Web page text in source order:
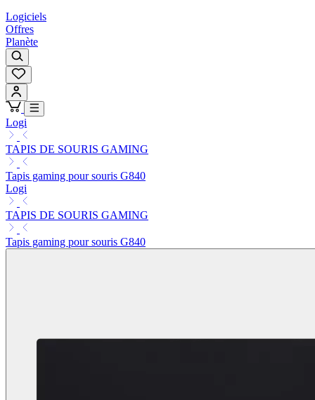
Logiciels
Offres
Planète
Logi
TAPIS DE SOURIS GAMING
Tapis gaming pour souris G840
Logi
TAPIS DE SOURIS GAMING
Tapis gaming pour souris G840